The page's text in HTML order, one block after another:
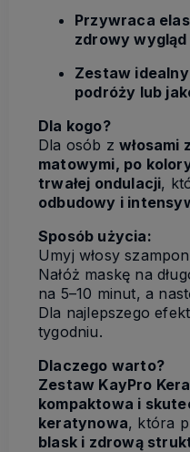
Przywraca
zdrowy wygląd
Zestaw
podróży lub
Dla kogo?
Dla osób zwłosami
matowymi, po
trwałej ondulacji,
odbudowy i
Sposób użycia:
Umyj włosy
Nałóż maskę na
na 5–10 minut, a
Dla najlepszego
tygodniu.
Dlaczego warto?
Zestaw KayPro
kompaktowa i
keratynowa, która
blask i zdrową